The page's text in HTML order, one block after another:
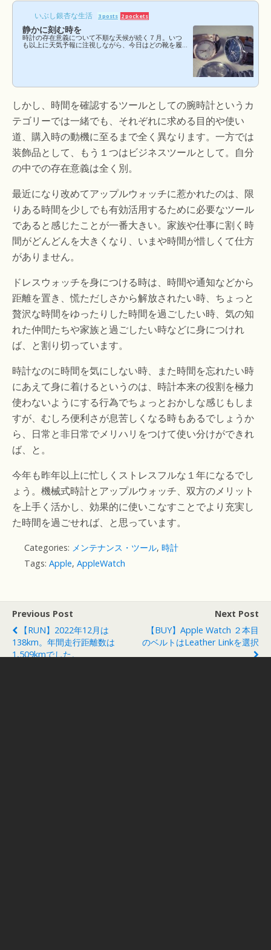
いぶし銀杏な生活 3 posts 2 pockets
静かに刻む時を
時計の存在意義について不順な天候が続く７月。いつ
も以上に天気予報に注視しながら、今日はどの靴を履
を少しばかり紛らしてくれます。 （３本となり選ぶ楽
（オメガ）のスピードマスターを中心に、ドレスダウ
ン...
しかし、時間を確認するツールとしての腕時計というカ
テゴリーでは一緒でも、それぞれに求める目的や使い
道、購入時の動機に至るまで全く異なります。一方では
装飾品として、もう１つはビジネスツールとして。自分
の中での存在意義は全く別。
最近になり改めてアップルウォッチに惹かれたのは、限
りある時間を少しでも有効活用するために必要なツール
であると感じたことが一番大きい。家族や仕事に割く時
間がどんどんを大きくなり、いまや時間が惜しくて仕方
がありません。
ドレスウォッチを身につける時は、時間や通知などから
距離を置き、慌ただしさから解放されたい時、ちょっと
贅沢な時間をゆったりした時間を過ごしたい時、気の知
れた仲間たちや家族と過ごしたい時などに身につけれ
ば、と割り切っています。
時計なのに時間を気にしない時、また時間を忘れたい時
にあえて身に着けるというのは、時計本来の役割を極力
使わないようにする行為でちょっとおかしな感じもしま
すが、むしろ便利さが息苦しくなる時もあるでしょうか
ら、日常と非日常でメリハリをつけて使い分けができれ
ば、と。
今年も昨年以上に忙しくストレスフルな１年になるでし
ょう。機械式時計とアップルウォッチ、双方のメリット
を上手く活かし、効果的に使いこなすことでより充実し
た時間を過ごせれば、と思っています。
Categories: メンテナンス・ツール, 時計
Tags: Apple, AppleWatch
Previous Post
【RUN】2022年12月は
138km。年間走行距離数は
1,509kmでした。
Next Post
【BUY】Apple Watch ２本目
のベルトはLeather Linkを選択